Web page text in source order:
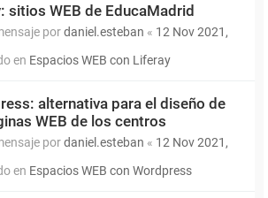
sitios WEB de EducaMadrid
pordaniel.esteban « 12 Nov 2021,
en Espacios WEB con Liferay
alternativa para el diseño de
WEB de los centros
pordaniel.esteban « 12 Nov 2021,
en Espacios WEB con Wordpress